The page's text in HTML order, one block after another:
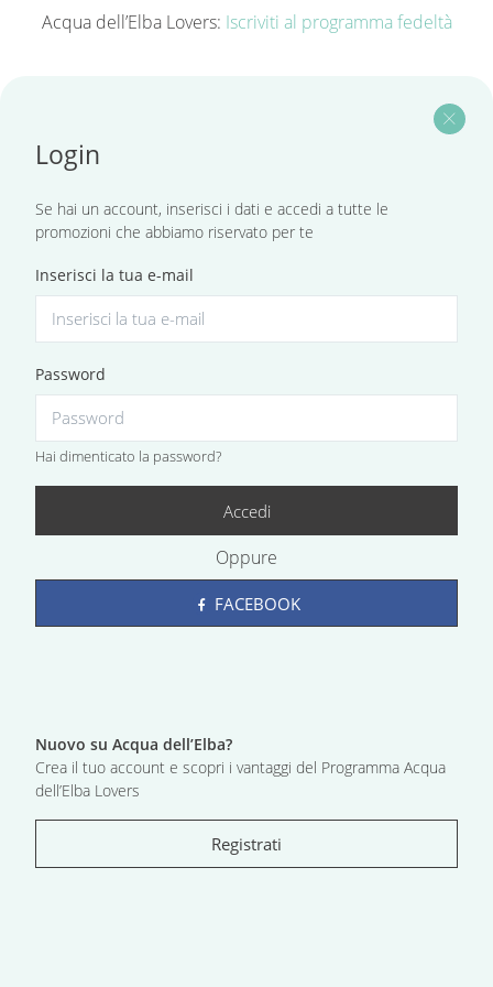
Acqua dell’Elba Lovers: Iscriviti al programma fedeltà
close
Login
Se hai un account, inserisci i dati e accedi a tutte le
promozioni che abbiamo riservato per te
Inserisci la tua e-mail
Password
Hai dimenticato la password?
Accedi
Oppure
FACEBOOK
Nuovo su Acqua dell’Elba?
Crea il tuo account e scopri i vantaggi del Programma Acqua
dell’Elba Lovers
Registrati